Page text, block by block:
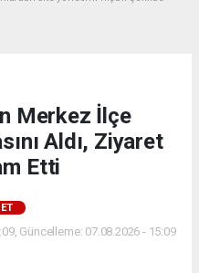
Merkez İlçe
Aldı, Ziyaret
Etti
Güncelleme: 07.08.2026 - 15:09